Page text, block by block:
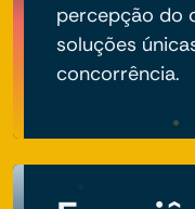
percepção do
soluções
concorrência.